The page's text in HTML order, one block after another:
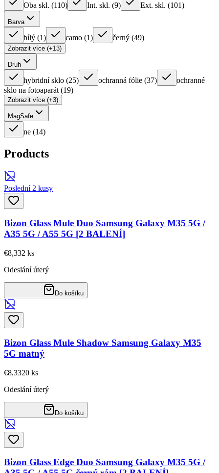
Oba skl. (110) Int. skl. (9) Ext. skl. (101)
Barva
bílý (1) camo (1) černý (49)
Zobrazit více (+13)
Druh
hybridní sklo (25) ochranná fólie (37)
ochranné
sklo na fotoaparát (19)
Zobrazit více (+3)
MagSafe
ne (14)
Products
Poslední 2 kusy
Bizon Glass Mule Duo Samsung Galaxy M35 5G /
A35 5G / A55 5G [2 BALENÍ]
€8,332 ks
Odeslání úterý
Do košíku
Bizon Glass Mule Shadow Samsung Galaxy M35
5G matný
€8,3320 ks
Odeslání úterý
Do košíku
Bizon Glass Edge Duo Samsung Galaxy M35 5G /